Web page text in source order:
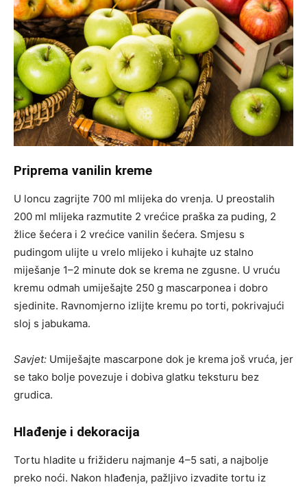
Priprema vanilin kreme
U loncu zagrijte 700 ml mlijeka do vrenja. U preostalih
200 ml mlijeka razmutite 2 vrećice praška za puding, 2
žlice šećera i 2 vrećice vanilin šećera. Smjesu s
pudingom ulijte u vrelo mlijeko i kuhajte uz stalno
miješanje 1–2 minute dok se krema ne zgusne. U vruću
kremu odmah umiješajte 250 g mascarponea i dobro
sjedinite. Ravnomjerno izlijte kremu po torti, pokrivajući
sloj s jabukama.
Savjet: Umiješajte mascarpone dok je krema još vruća, jer
se tako bolje povezuje i dobiva glatku teksturu bez
grudica.
Hlađenje i dekoracija
Tortu hladite u frižideru najmanje 4–5 sati, a najbolje
preko noći. Nakon hlađenja, pažljivo izvadite tortu iz